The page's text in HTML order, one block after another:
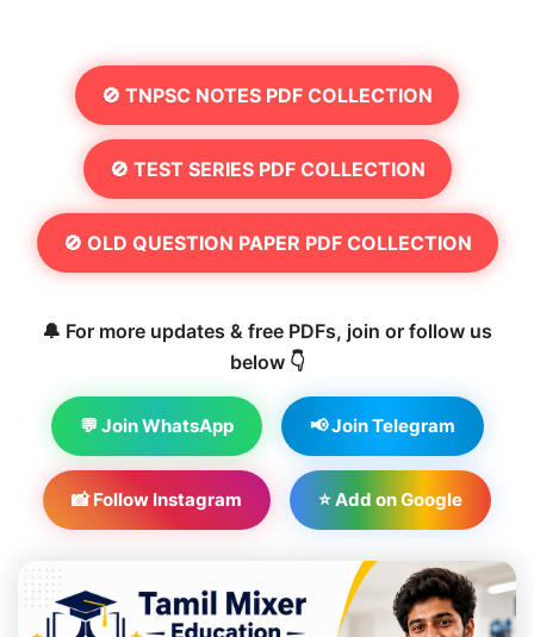
🚫 TNPSC NOTES PDF COLLECTION
🚫 TEST SERIES PDF COLLECTION
🚫 OLD QUESTION PAPER PDF COLLECTION
🔔 For more updates & free PDFs, join or follow us
below 👇
💬 Join WhatsApp 📢 Join Telegram
📸 Follow Instagram ⭐ Add on Google